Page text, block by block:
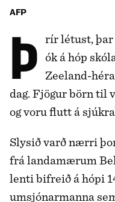
AFP
Þrír létust, þar af tvö börn, þegar fólksbíll ók á hóp
Zeeland-
dag. Fjögur börn til
og voru flutt á
Slysið varð nærri
frá landamærum
lenti bifreið á hópi
umsjónarmanna